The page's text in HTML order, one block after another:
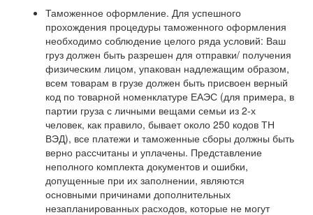
Таможенное оформление. Для успешного
прохождения процедуры таможенного оформления
необходимо соблюдение целого ряда условий: Ваш
груз должен быть разрешен для отправки/ получения
физическим лицом, упакован надлежащим образом,
всем товарам в грузе должен быть присвоен верный
код по товарной номенклатуре ЕАЭС (для примера, в
партии груза с личными вещами семьи из 2-х
человек, как правило, бывает около 250 кодов ТН
ВЭД), все платежи и таможенные сборы должны быть
верно рассчитаны и уплачены. Представление
неполного комплекта документов и ошибки,
допущенные при их заполнении, являются
основными причинами дополнительных
незапланированных расходов, которые не могут